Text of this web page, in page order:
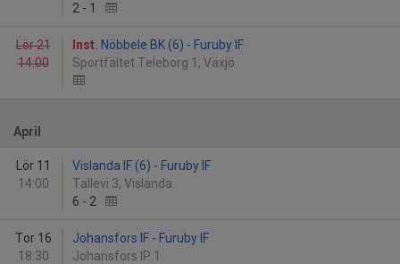
2 - 1
Lör 21
14:00
Inst. Nöbbele BK (6) - Furuby IF
Sportfältet Teleborg 1, Växjö
April
Lör 11
14:00
Vislanda IF (6) - Furuby IF
Tallevi 3, Vislanda
6 - 2
Tor 16
18:30
Johansfors IF - Furuby IF
Johansfors IP 1